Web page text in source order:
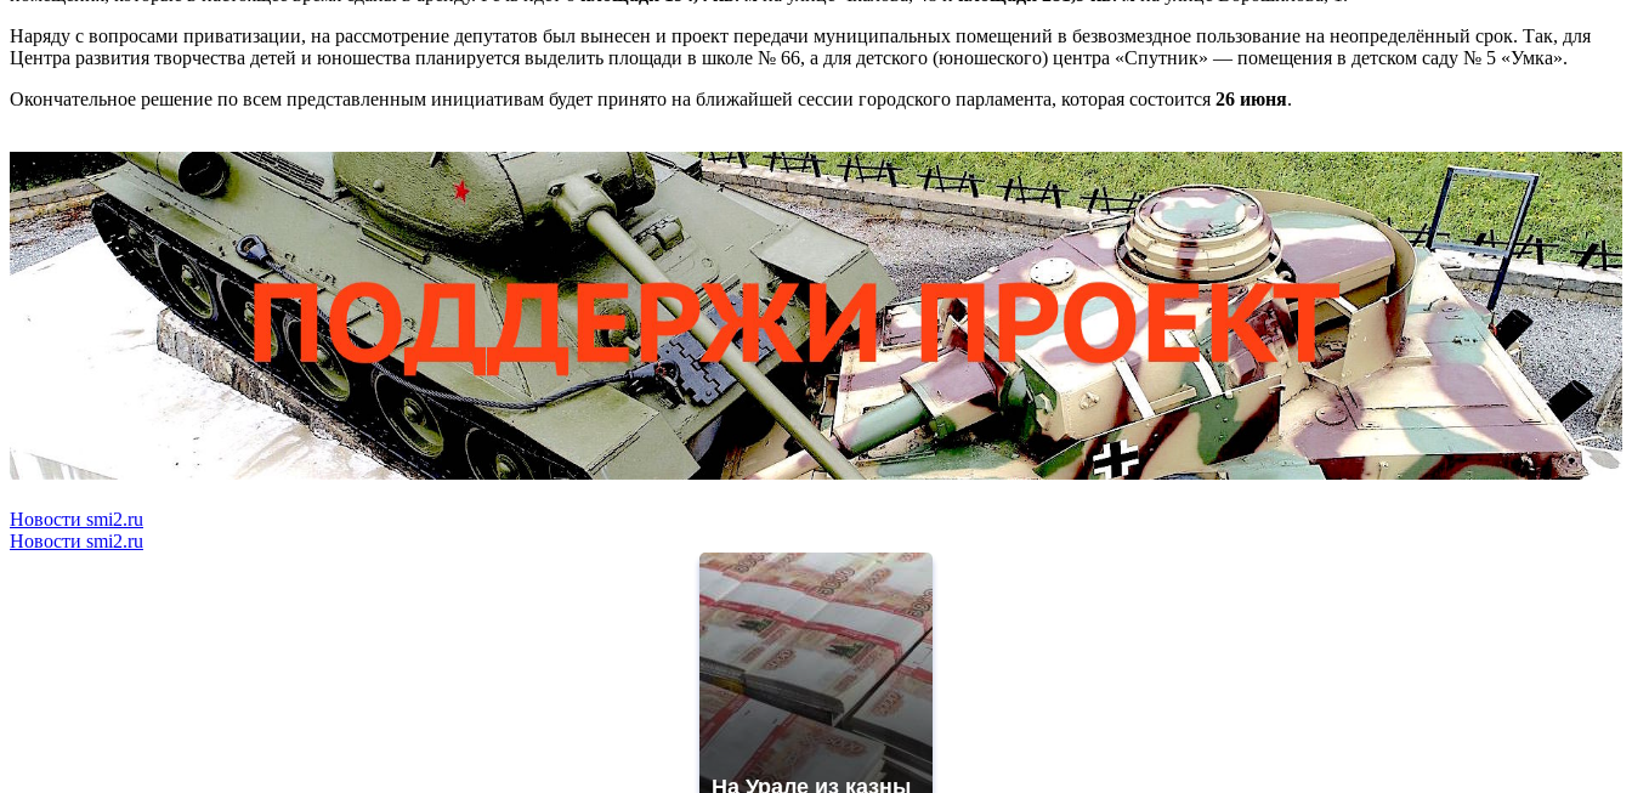
Наряду с вопросами приватизации, на рассмотрение депутатов был вынесен и проект передачи муниципальных помещений в безвозмездное пользование на неопределённый срок. Так, для
Центра развития творчества детей и юношества планируется выделить площади в школе № 66, а для детского (юношеского) центра «Спутник» — помещения в детском саду № 5 «Умка».
Окончательное решение по всем представленным инициативам будет принято на ближайшей сессии городского парламента, которая состоится 26 июня.
Новости smi2.ru
Новости smi2.ru
На Урале из казны